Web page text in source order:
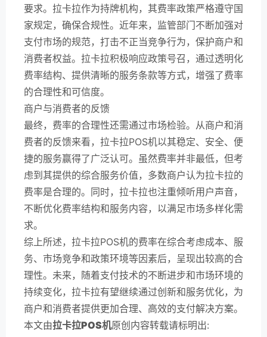
要求。拉卡拉作为持牌机构，其费率政策严格遵守国
家规定，确保合规性。近年来，监管部门不断加强对
支付市场的规范，打击不正当竞争行为，保护商户和
消费者权益。拉卡拉积极响应政策号召，通过透明化
费率结构、提供清晰的服务条款等方式，增强了费率
的合理性和可信度。
商户与消费者的反馈
最终，费率的合理性还需通过市场检验。从商户和消
费者的反馈来看，拉卡拉POS机以其稳定、安全、便
捷的服务赢得了广泛认可。虽然费率并非最低，但考
虑到其提供的综合服务价值，多数商户认为拉卡拉的
费率是合理的。同时，拉卡拉也注重倾听用户声音，
不断优化费率结构和服务内容，以满足市场多样化需
求。
综上所述，拉卡拉POS机的费率在综合考虑成本、服
务、市场竞争和政策环境等因素后，呈现出较高的合
理性。未来，随着支付技术的不断进步和市场环境的
持续变化，拉卡拉有望继续通过创新和服务优化，为
商户和消费者提供更加合理、高效的支付解决方案。
本文由拉卡拉POS机原创内容转载请标明出: